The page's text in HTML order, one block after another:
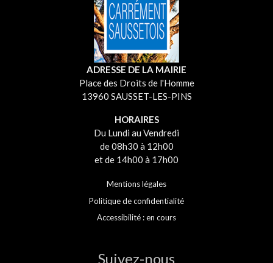
ADRESSE DE LA MAIRIE
Place des Droits de l'Homme
13960 SAUSSET-LES-PINS
HORAIRES
Du Lundi au Vendredi
de 08h30 à 12h00
et de 14h00 à 17h00
Mentions légales
Politique de confidentialité
Accessibilité : en cours
Suivez-nous